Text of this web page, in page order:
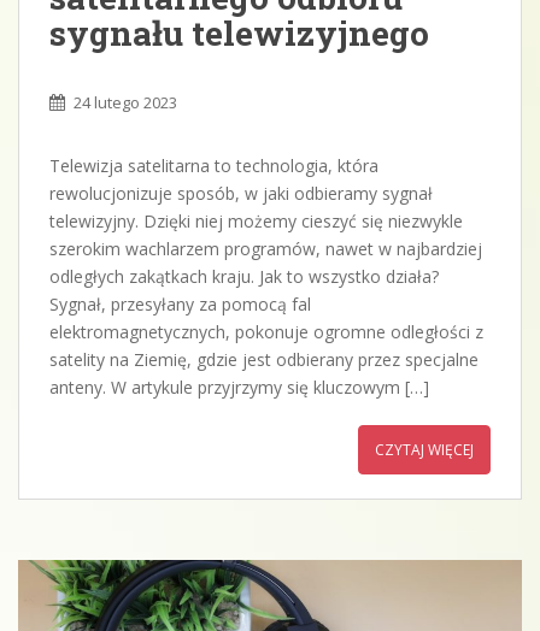
sygnału telewizyjnego
24 lutego 2023
Telewizja satelitarna to technologia, która
rewolucjonizuje sposób, w jaki odbieramy sygnał
telewizyjny. Dzięki niej możemy cieszyć się niezwykle
szerokim wachlarzem programów, nawet w najbardziej
odległych zakątkach kraju. Jak to wszystko działa?
Sygnał, przesyłany za pomocą fal
elektromagnetycznych, pokonuje ogromne odległości z
satelity na Ziemię, gdzie jest odbierany przez specjalne
anteny. W artykule przyjrzymy się kluczowym […]
CZYTAJ WIĘCEJ